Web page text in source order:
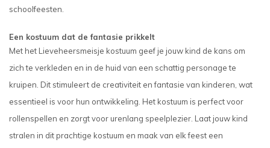
schoolfeesten.
Een kostuum dat de fantasie prikkelt
Met het Lieveheersmeisje kostuum geef je jouw kind de kans om
zich te verkleden en in de huid van een schattig personage te
kruipen. Dit stimuleert de creativiteit en fantasie van kinderen, wat
essentieel is voor hun ontwikkeling. Het kostuum is perfect voor
rollenspellen en zorgt voor urenlang speelplezier. Laat jouw kind
stralen in dit prachtige kostuum en maak van elk feest een